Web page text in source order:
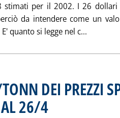
stimati per il 2002. I 26 dollari
da intendere come un
quanto si legge nel c...
DEI PREZZI
AL 26/4